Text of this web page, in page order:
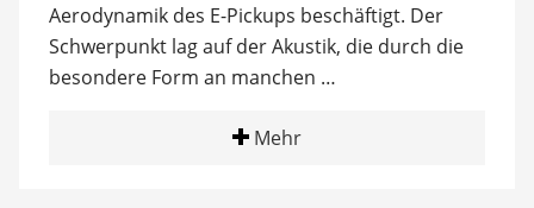
Aerodynamik des E-Pickups beschäftigt. Der
Schwerpunkt lag auf der Akustik, die durch die
besondere Form an manchen …
Mehr